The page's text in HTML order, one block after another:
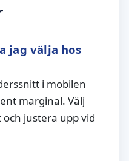
jag välja hos
i mobilen
marginal. Välj
justera upp vid